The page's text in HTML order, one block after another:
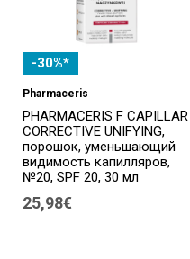
-30%*
Pharmaceris
PHARMACERIS F CAPILLAR
CORRECTIVE UNIFYING,
порошок, уменьшающий
видимость капилляров,
№20, SPF 20, 30 мл
25,98€